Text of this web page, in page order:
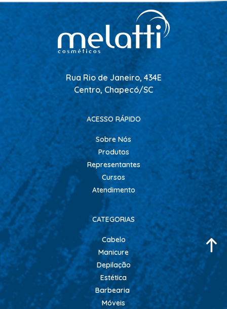
ACESSORIOS CABELO
AGUA OXIGENADA
ALISAMENTO
COLORAÇÃO
CONDICIONADOR GALÃO
CONDICIONADORES
ESCOVAS
FINALIZADORES
FIXADORES
HIDRATACAO
LEAVE IN - DEFRIZANTES
LUVAS + MASCARAS
MASCARAS MANUTENCAO
MOUSSE
PENTES
PERMANENTE E NEUTRALIZANTE
PO DESCOLORANTE
Rua Rio de Janeiro, 434E
Centro, Chapecó/SC
ACESSO RÁPIDO
Sobre Nós
Produtos
Representantes
Cursos
Atendimento
CATEGORIAS
Cabelo
Manicure
Depilação
Estética
Barbearia
Móveis